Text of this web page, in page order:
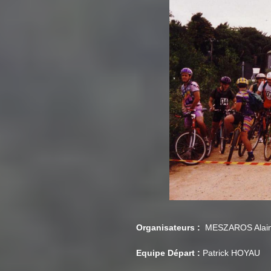
Organisateurs : MESZAROS
Equipe Départ : Patrick HOYAU